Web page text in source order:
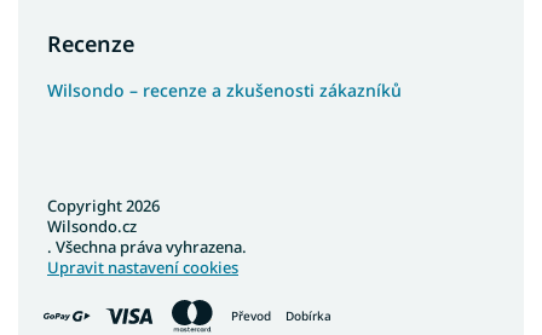
Recenze
Wilsondo – recenze a zkušenosti zákazníků
Převod Dobírka
Copyright 2026
Wilsondo.cz
. Všechna práva vyhrazena.
Upravit nastavení cookies